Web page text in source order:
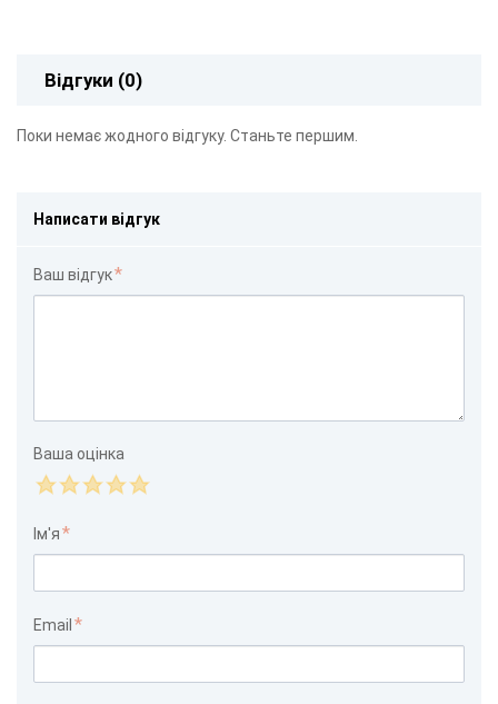
Відгуки (0)
Поки немає жодного відгуку. Станьте першим.
Написати відгук
Ваш відгук
Ваша оцінка
Ім'я
Email